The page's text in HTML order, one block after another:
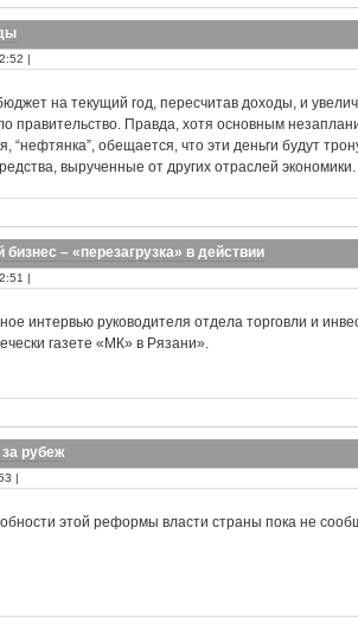
|
на текущий год, пересчитав доходы, и
правительство. Правда, хотя основным
“нефтянка”, обещается, что эти деньги будут
вырученные от других отраслей экономики.
– «перезагрузка» в действии
|
интервью руководителя отдела торговли и
газете «МК» в Рязани».
рубеж
|
этой реформы власти страны пока не